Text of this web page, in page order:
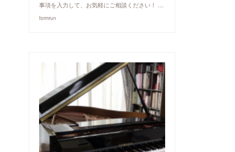
事項を入力して、お気軽にご相談ください！ …
formrun